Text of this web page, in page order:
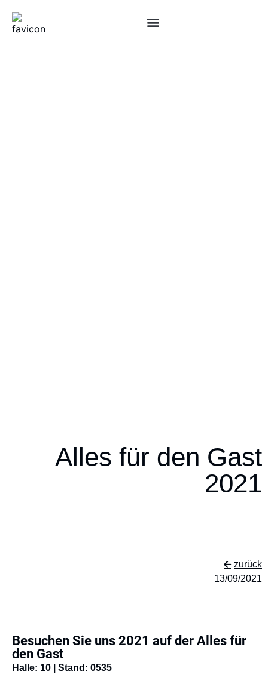
Alles für den Gast
2021
zurück
13/09/2021
Besuchen Sie uns 2021 auf der Alles für
den Gast
Halle: 10 | Stand: 0535